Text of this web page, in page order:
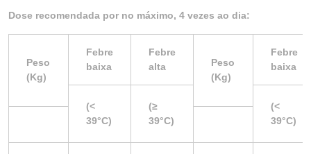
Dose recomendada por no máximo, 4 vezes ao dia:
Peso
(Kg)
Febre
baixa
Febre
alta
Peso
(Kg)
Febre
baixa
(<
39°C)
(≥
39°C)
(<
39°C)